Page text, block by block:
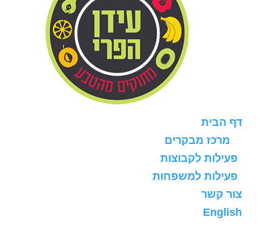
דף הבית
מרכז מבקרים
פעילות לקבוצות
פעילות למשפחות
צור קשר
English